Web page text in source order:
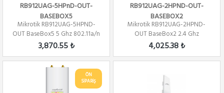
RB912UAG-5HPnD-OUT-
BASEBOX5
Mikrotik RB912UAG-5HPND-
OUT BaseBox5 5 Ghz 802.11a/n
2x2 Mimo PTP/...
3,870.55 ₺
RB912UAG-2HPND-OUT-
BASEBOX2
Mikrotik RB912UAG-2HPND-
OUT BaseBox2 2.4 Ghz
802.11a/n 2x2 Mimo PT...
4,025.38 ₺
ÖN
SİPARİŞ